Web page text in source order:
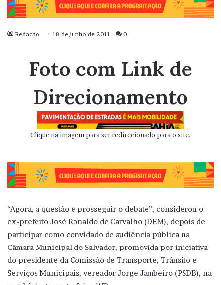
Redacao 18 de junho de 2011 0
Foto com Link de
Direcionamento
Clique na imagem para ser redirecionado para o site.
“Agora, a questão é prosseguir o debate”, considerou o
ex-prefeito José Ronaldo de Carvalho (DEM), depois de
participar como convidado de audiência pública na
Câmara Municipal do Salvador, promovida por iniciativa
do presidente da Comissão de Transporte, Trânsito e
Serviços Municipais, vereador Jorge Jambeiro (PSDB), na